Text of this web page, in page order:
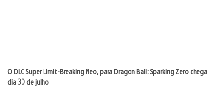
O DLC Super Limit-Breaking Neo, para Dragon Ball: Sparking Zero chega
dia 30 de julho